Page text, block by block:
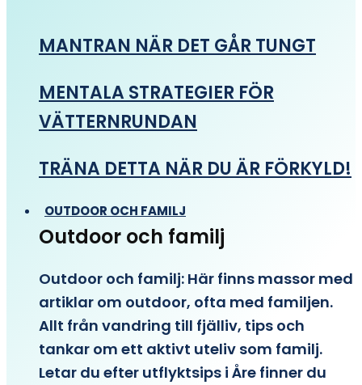
MANTRAN NÄR DET GÅR TUNGT
MENTALA STRATEGIER FÖR
VÄTTERNRUNDAN
TRÄNA DETTA NÄR DU ÄR FÖRKYLD!
OUTDOOR OCH FAMILJ
Outdoor och familj
Outdoor och familj: Här finns massor med
artiklar om outdoor, ofta med familjen.
Allt från vandring till fjälliv, tips och
tankar om ett aktivt uteliv som familj.
Letar du efter utflyktsips i Åre finner du